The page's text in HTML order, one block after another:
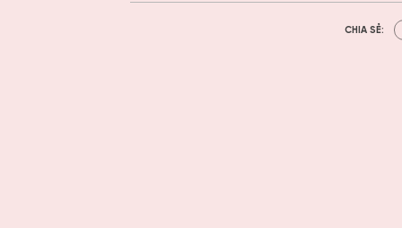
CHIA SẺ: